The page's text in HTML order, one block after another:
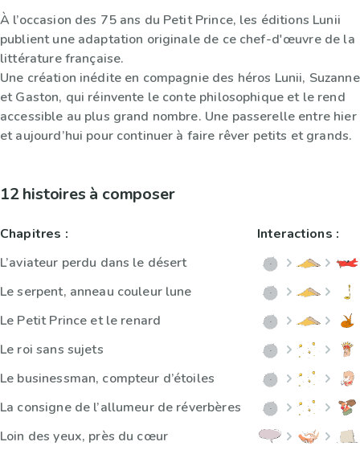
À l’occasion des 75 ans du Petit Prince, les éditions Lunii
publient une adaptation originale de ce chef-d'œuvre de la
littérature française.
Une création inédite en compagnie des héros Lunii, Suzanne
et Gaston, qui réinvente le conte philosophique et le rend
accessible au plus grand nombre. Une passerelle entre hier
et aujourd’hui pour continuer à faire rêver petits et grands.
12 histoires à composer
Chapitres :
L’aviateur perdu dans le désert
Le serpent, anneau couleur lune
Le Petit Prince et le renard
Le roi sans sujets
Le businessman, compteur d’étoiles
La consigne de l’allumeur de réverbères
Loin des yeux, près du cœur
Interactions :